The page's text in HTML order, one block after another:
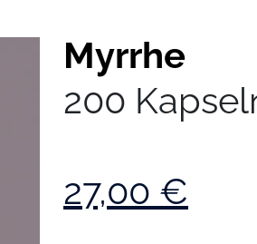
Myrrhe
200
27,00 €